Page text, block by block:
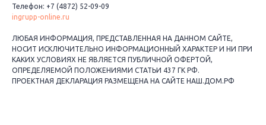
Телефон: +7 (4872) 52-09-09
ingrupp-online.ru
ЛЮБАЯ ИНФОРМАЦИЯ, ПРЕДСТАВЛЕННАЯ НА ДАННОМ САЙТЕ,
НОСИТ ИСКЛЮЧИТЕЛЬНО ИНФОРМАЦИОННЫЙ ХАРАКТЕР И НИ ПРИ
КАКИХ УСЛОВИЯХ НЕ ЯВЛЯЕТСЯ ПУБЛИЧНОЙ ОФЕРТОЙ,
ОПРЕДЕЛЯЕМОЙ ПОЛОЖЕНИЯМИ СТАТЬИ 437 ГК РФ.
ПРОЕКТНАЯ ДЕКЛАРАЦИЯ РАЗМЕЩЕНА НА САЙТЕ НАШ.ДОМ.РФ